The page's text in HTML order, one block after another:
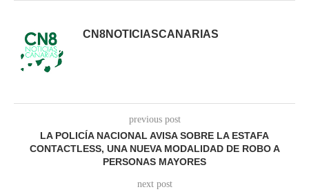
CN8NOTICIASCANARIAS
previous post
LA POLICÍA NACIONAL AVISA SOBRE LA ESTAFA
CONTACTLESS, UNA NUEVA MODALIDAD DE ROBO A
PERSONAS MAYORES
next post